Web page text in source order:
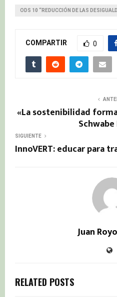
ODS 10 “REDUCCIÓN DE LAS
COMPARTIR 0
«La sostenibilidad
SIGUIENTE
InnoVERT: educar para
Juan
RELATED POSTS